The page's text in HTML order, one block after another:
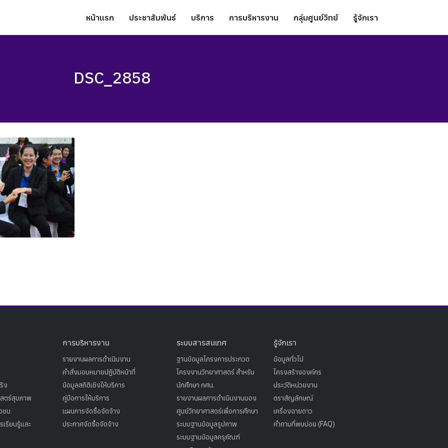
หน้าแรก ประชาสัมพันธ์ บริการ การบริหารงาน กลุ่มศูนย์วิทย์ รู้จักเรา
DSC_2858
ง
ตร์สุขภาพ
ชน
เรียนรู้และ
การบริหารงาน
รายงานผลการดำเนินงาน
คำสั่งมอบหมายปฏิบัติหน้าที่
ข้อมูลสถิติเชิงให้บริการ
คู่มือการให้บริการ
แผนการจัดซื้อจัดจ้าง
ประกาศจัดซื้อจัดจ้าง
ระบบสารสนเทศ
ฐานข้อมูลโครงการประกวด
โครงงานวิทยาศาสตร์ สำหรับ
นักศึกษา กศน.
รายงานผลการดำเนินงานของ
ศูนย์วิทยาศาสตร์เพื่อการศึกษา
ระบบฐานข้อมูลรูปภาพ
ระบบฐานข้อมูลครุภัณฑ์
รู้จักเรา
ข้อมูลทั่วไป
โครงสร้างองค์กร
ประวัติหน่วยงาน
ตราสัญลักษณ์
เครื่องฉายดาว
คำถามที่พบบ่อย (FAQ)